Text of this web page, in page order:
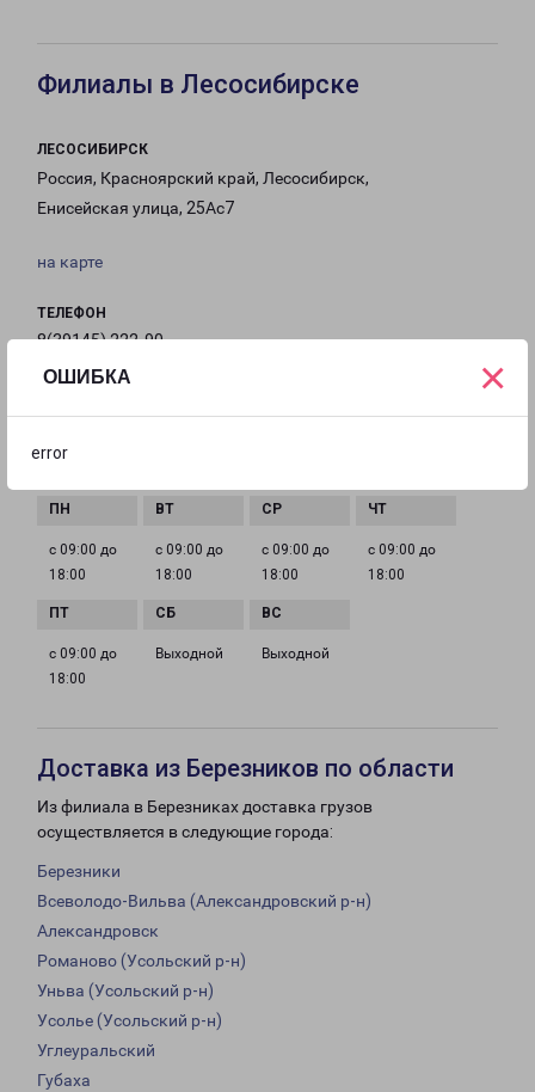
ОШИБКА
error
×
Филиалы в Лесосибирске
ЛЕСОСИБИРСК
Россия, Красноярский край, Лесосибирск,
Енисейская улица, 25Ас7
на карте
ТЕЛЕФОН
8(39145) 222-90
lesosibirsk-fr@pecom.ru
с 09:00 до
18:00
с 09:00 до
18:00
с 09:00 до
18:00
с 09:00 до
18:00
с 09:00 до
18:00
Выходной Выходной
Доставка из Березников по области
Из филиала в Березниках доставка грузов
осуществляется в следующие города:
Березники
Всеволодо-Вильва (Александровский р-н)
Александровск
Романово (Усольский р-н)
Уньва (Усольский р-н)
Усолье (Усольский р-н)
Углеуральский
Губаха